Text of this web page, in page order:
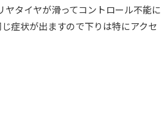
ヤタイヤが滑ってコントロール不能に
症状が出ますので下りは特にアクセ